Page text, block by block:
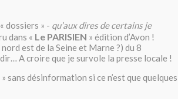
dossiers » - qu’aux dires de certains je
dans « Le PARISIEN » édition d’Avon !
est de la Seine et Marne ?) du 8
A croire que je survole la presse locale !
sans désinformation si ce n’est que quelques